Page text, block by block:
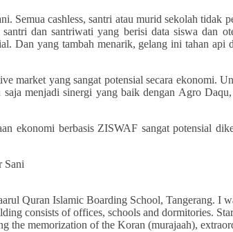
Semua cashless, santri atau murid sekolah tidak
dan santriwati yang berisi data siswa dan
Dan yang tambah menarik, gelang ini tahan api
yang sangat potensial secara ekonomi.
menjadi sinergi yang baik dengan Agro
ekonomi berbasis ZISWAF sangat potensial
Sani
Quran Islamic Boarding School, Tangerang. I
consists of offices, schools and dormitories.
the memorization of the Koran (murajaah),